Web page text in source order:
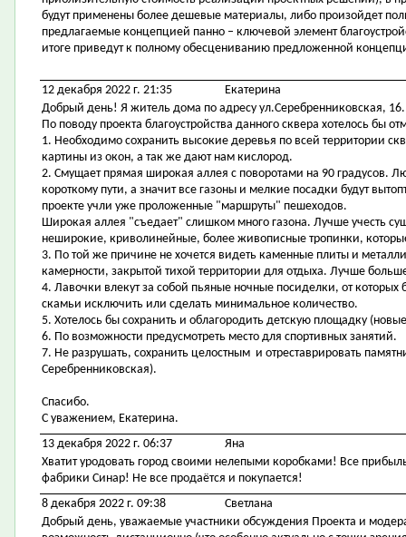
будут применены более дешевые материалы, либо произойдет
предлагаемые концепцией панно – ключевой элемент
итоге приведут к полному обесцениванию предложенной
12 декабря 2022 г. 21:35
Екатерина
Добрый день! Я житель дома по адресу ул.Серебренниковская, 16.
По поводу проекта благоустройства данного сквера хотелось бы
1. Необходимо сохранить высокие деревья по всей территории
картины из окон, а так же дают нам кислород.
2. Смущает прямая широкая аллея с поворотами на 90 градусов.
короткому пути, а значит все газоны и мелкие посадки будут
проекте учли уже проложенные "маршруты" пешеходов.
Широкая аллея "съедает" слишком много газона. Лучше учесть
неширокие, криволинейные, более живописные тропинки,
3. По той же причине не хочется видеть каменные плиты и
камерности, закрытой тихой территории для отдыха. Лучше
4. Лавочки влекут за собой пьяные ночные посиделки, от которых
скамьи исключить или сделать минимальное количество.
5. Хотелось бы сохранить и облагородить детскую площадку
6. По возможности предусмотреть место для спортивных занятий.
7. Не разрушать, сохранить целостным и отреставрировать
Серебренниковская).
Спасибо.
С уважением, Екатерина.
13 декабря 2022 г. 06:37
Яна
Хватит уродовать город своими нелепыми коробками! Все
фабрики Синар! Не все продаётся и покупается!
8 декабря 2022 г. 09:38
Светлана
Добрый день, уважаемые участники обсуждения Проекта и